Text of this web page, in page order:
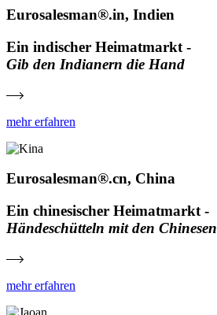
Eurosalesman®.in, Indien
Ein indischer Heimatmarkt -
Gib den Indianern die Hand
mehr erfahren
Eurosalesman®.cn, China
Ein chinesischer Heimatmarkt -
Händeschütteln mit den Chinesen
mehr erfahren